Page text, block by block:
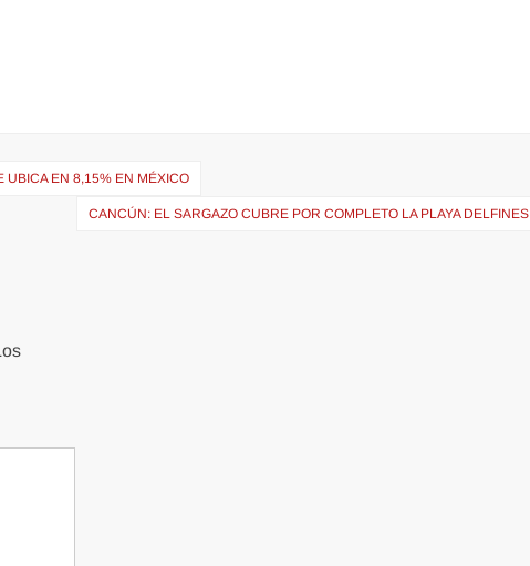
UBICA EN 8,15% EN MÉXICO
CANCÚN: EL SARGAZO CUBRE POR COMPLETO LA PLAYA DELFINES